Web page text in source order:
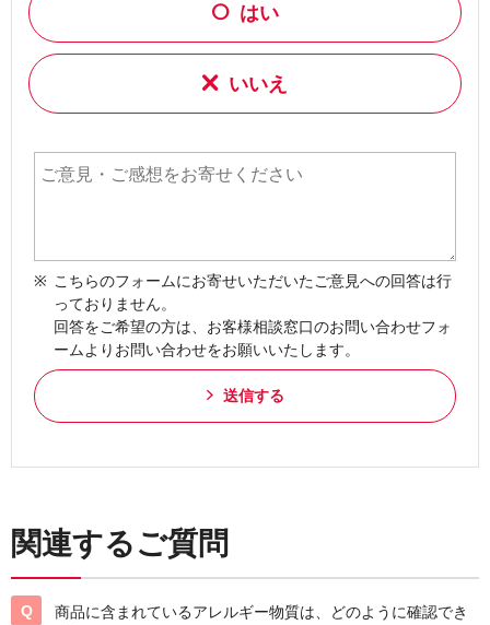
はい
いいえ
こちらのフォームにお寄せいただいたご意見への回答は行
っておりません。
回答をご希望の方は、お客様相談窓口のお問い合わせフォ
ームよりお問い合わせをお願いいたします。
送信する
関連するご質問
商品に含まれているアレルギー物質は、どのように確認でき